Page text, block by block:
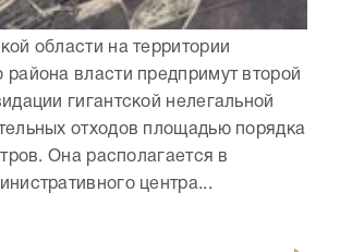
области на территории
района власти предпримут второй
гигантской нелегальной
отходов площадью порядка
Она располагается в
центра...